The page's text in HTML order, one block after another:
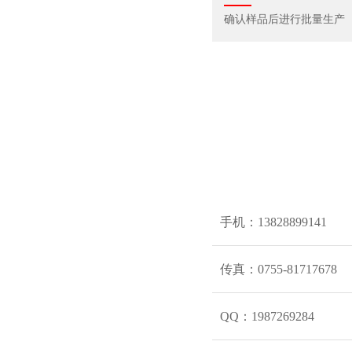
确认样品后进行批量生产
手机：13828899141
传真：0755-81717678
QQ：1987269284